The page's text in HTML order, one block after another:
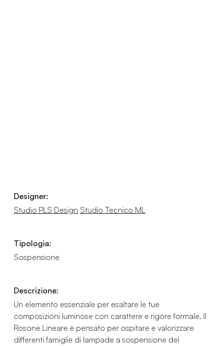
Designer:
Studio PLS Design Studio Tecnico ML
Tipologia:
Sospensione
Descrizione:
Un elemento essenziale per esaltare le tue
composizioni luminose con carattere e rigore formale. Il
Rosone Lineare è pensato per ospitare e valorizzare
differenti famiglie di lampade a sospensione del